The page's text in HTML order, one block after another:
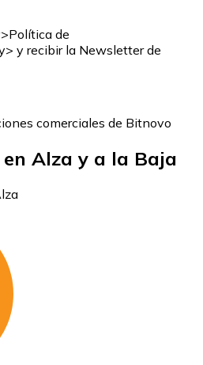
de
y recibir la Newsletter de
comerciales de Bitnovo
Alza y a la Baja